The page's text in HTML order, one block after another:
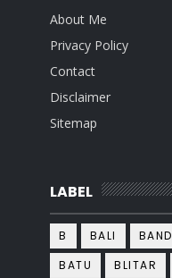
About Me
Privacy Policy
Contact
Disclaimer
Sitemap
LABEL
B BALI
BATU
BLITAR